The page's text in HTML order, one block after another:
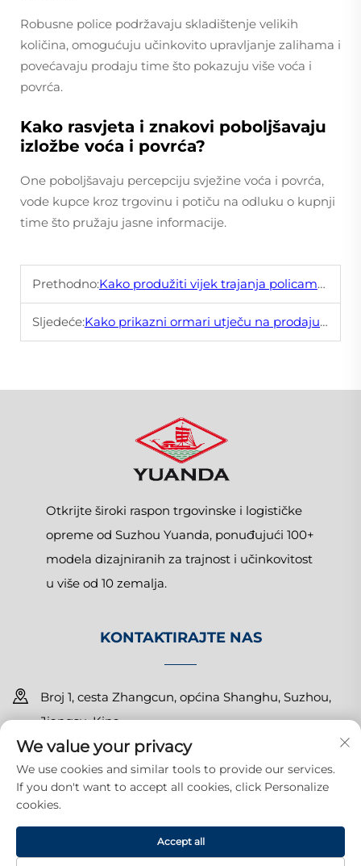
Robusne police podržavaju skladištenje velikih
količina, omogućuju učinkovito upravljanje zalihama i
povećavaju prodaju time što pokazuju više voća i
povrća.
Kako rasvjeta i znakovi poboljšavaju
izložbe voća i povrća?
One poboljšavaju percepciju svježine voća i povrća,
vode kupce kroz trgovinu i potiču na odluku o kupnji
time što pružaju jasne informacije.
Prethodno:Kako produžiti vijek trajanja policama u samoposluzi?
Sljedeće:Kako prikazni ormari utječu na prodaju voća i povrća?
Otkrijte široki raspon trgovinske i logističke
opreme od Suzhou Yuanda, ponuđujući 100+
modela dizajniranih za trajnost i učinkovitost
u više od 10 zemalja.
KONTAKTIRAJTE NAS
Broj 1, cesta Zhangcun, općina Shanghu, Suzhou,
Jiangsu, Kina
+86-15150179453
[email protected]
Autorska prava © 2025 Suzhou Yuanda Commercial
Products Co., Ltd. Sva prava pridržana. Politika privatnosti
We value your privacy
We use cookies and similar tools to provide our services.
If you don't want to accept all cookies, click Personalize
cookies.
Accept all